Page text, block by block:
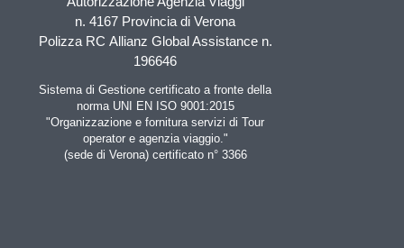
n. 4167 Provincia di Verona
Polizza RC Allianz Global Assistance n.
196646
Sistema di Gestione certificato a fronte della
norma UNI EN ISO 9001:2015
"Organizzazione e fornitura servizi di Tour
operator e agenzia viaggio."
(sede di Verona) certificato n° 3366